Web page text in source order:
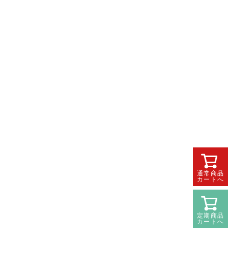
通常商品
カートへ
定期商品
カートへ